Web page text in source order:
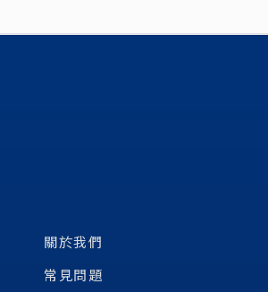
關於我們
常見問題